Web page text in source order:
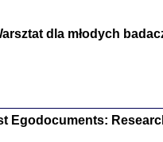
Natalia Aleksiun,
Deborah Dash
Turski, Laurence
dla młodych
Egodocuments: